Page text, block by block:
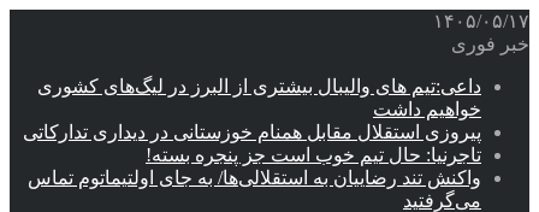
۱۴۰۵/۰۵/۱۷
خبر فوری
داعی:تیم های والیبال بیشتری از البرز در لیگ‌های کشوری
خواهیم داشت
پیروزی استقلال مقابل همنام خوزستانی در دیداری تدارکاتی
تاجرنیا: حال تیم خوب است جز پنجره بسته!
واکنش تند رضاییان به استقلالی‌ها/ به جای اولتیماتوم تماس
می‌گرفتید